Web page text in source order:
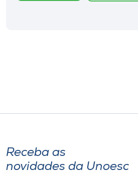
o idioma
A-
Receba as
novidades da Unoesc